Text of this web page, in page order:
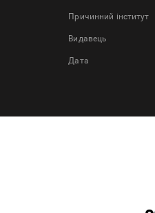
Причинний інститут
Видавець
Дата